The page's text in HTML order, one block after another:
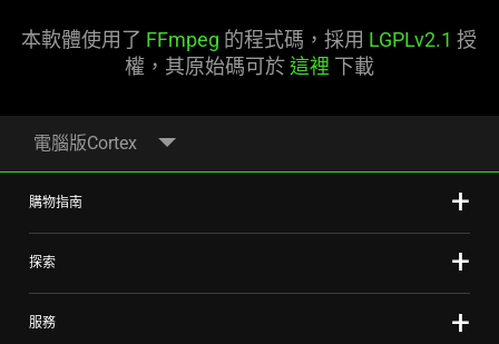
本軟體使用了 FFmpeg 的程式碼，採用 LGPLv2.1 授
權，其原始碼可於這裡 下載
電腦版Cortex
購物指南
探索
服務